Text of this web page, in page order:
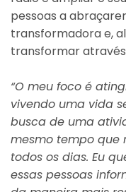
pessoas a
transformadora e,
transformar
“O meu foco é
vivendo uma vida
busca de uma
mesmo tempo que
todos os dias. Eu
essas pessoas